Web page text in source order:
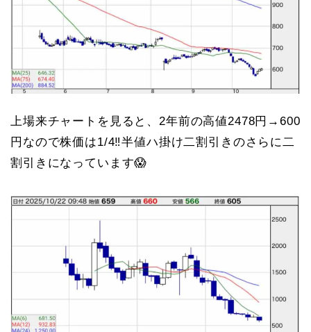
上場来チャートを見ると、2年前の高値2478円→600
円なので株価は1/4‼️半値ハ掛け二割引きのさらに二
割引きになっています😱